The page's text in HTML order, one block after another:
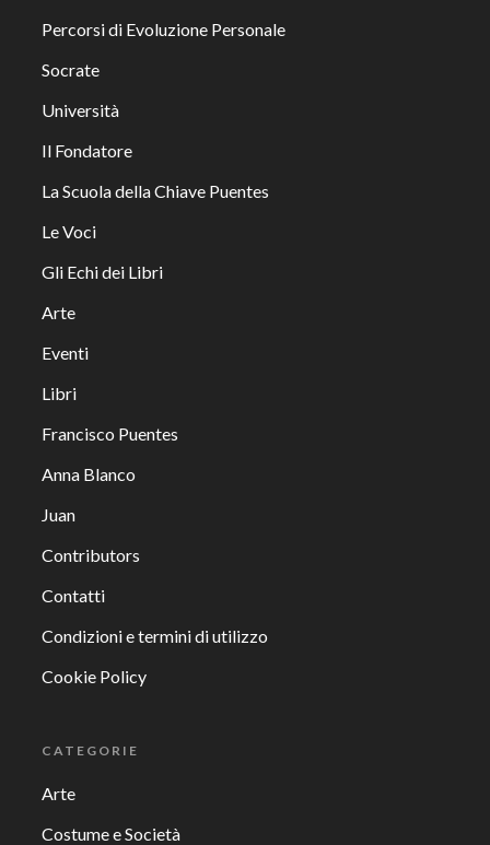
Percorsi di Evoluzione Personale
Socrate
Università
Il Fondatore
La Scuola della Chiave Puentes
Le Voci
Gli Echi dei Libri
Arte
Eventi
Libri
Francisco Puentes
Anna Blanco
Juan
Contributors
Contatti
Condizioni e termini di utilizzo
Cookie Policy
CATEGORIE
Arte
Costume e Società